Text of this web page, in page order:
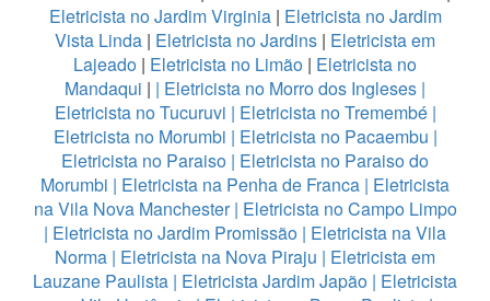
Eletricista no Jardim Virginia| Eletricista no Jardim
Vista Linda | Eletricista no Jardins | Eletricista em
Lajeado | Eletricista no Limão | Eletricista no
Mandaqui | | Eletricista no Morro dos Ingleses |
Eletricista no Tucuruvi | Eletricista no Tremembé|
Eletricista no Morumbi | Eletricista no Pacaembu |
Eletricista no Paraiso | Eletricista no Paraiso do
Morumbi | Eletricista na Penha de Franca | Eletricista
na Vila Nova Manchester| Eletricista no Campo Limpo
| Eletricista no Jardim Promissão | Eletricista na Vila
Norma | Eletricista na Nova Piraju | Eletricista em
Lauzane Paulista | Eletricista Jardim Japão | Eletricista